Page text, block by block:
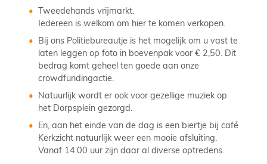
Tweedehands vrijmarkt.
Iedereen is welkom om hier te komen verkopen.
Bij ons Politiebureautje is het mogelijk om u vast te
laten leggen op foto in boevenpak voor € 2,50. Dit
bedrag komt geheel ten goede aan onze
crowdfundingactie.
Natuurlijk wordt er ook voor gezellige muziek op
het Dorpsplein gezorgd.
En, aan het einde van de dag is een biertje bij café
Kerkzicht natuurlijk weer een mooie afsluiting.
Vanaf 14.00 uur zijn daar al diverse optredens.